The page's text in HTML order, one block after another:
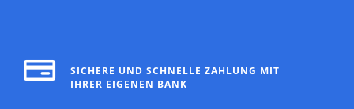
SICHERE UND SCHNELLE ZAHLUNG MIT
IHRER EIGENEN BANK